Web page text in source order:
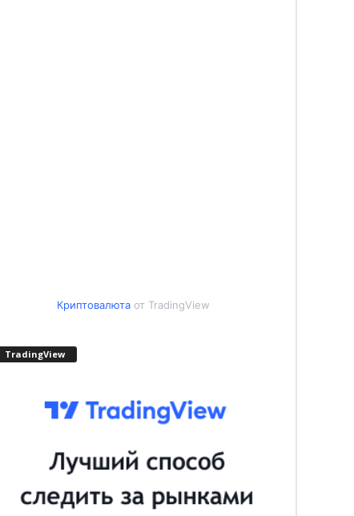
Криптовалютаот TradingView
TradingView